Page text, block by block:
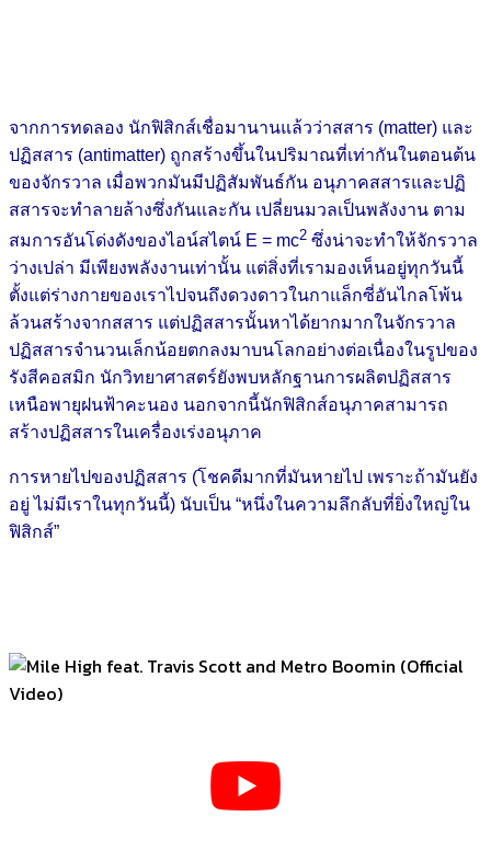
จากการทดลอง นักฟิสิกส์เชื่อมานานแล้วว่าสสาร (matter) และ
ปฏิสสาร (antimatter) ถูกสร้างขึ้นในปริมาณที่เท่ากันในตอนต้น
ของจักรวาล เมื่อพวกมันมีปฏิสัมพันธ์กัน อนุภาคสสารและปฏิ
สสารจะทำลายล้างซึ่งกันและกัน เปลี่ยนมวลเป็นพลังงาน ตาม
สมการอันโด่งดังของไอน์สไตน์ E = mc2 ซึ่งน่าจะทำให้จักรวาล
ว่างเปล่า มีเพียงพลังงานเท่านั้น แต่สิ่งที่เรามองเห็นอยู่ทุกวันนี้
ตั้งแต่ร่างกายของเราไปจนถึงดวงดาวในกาแล็กซี่อันไกลโพ้น
ล้วนสร้างจากสสาร แต่ปฏิสสารนั้นหาได้ยากมากในจักรวาล
ปฏิสสารจำนวนเล็กน้อยตกลงมาบนโลกอย่างต่อเนื่องในรูปของ
รังสีคอสมิก นักวิทยาศาสตร์ยังพบหลักฐานการผลิตปฏิสสาร
เหนือพายุฝนฟ้าคะนอง นอกจากนี้นักฟิสิกส์อนุภาคสามารถ
สร้างปฏิสสารในเครื่องเร่งอนุภาค
การหายไปของปฏิสสาร (โชคดีมากที่มันหายไป เพราะถ้ามันยัง
อยู่ ไม่มีเราในทุกวันนี้) นับเป็น “หนึ่งในความลึกลับที่ยิ่งใหญ่ใน
ฟิสิกส์”